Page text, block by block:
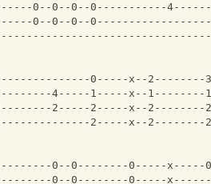
0--0--0--0-----------
0--0--0--
0-----x--2--------
4-----1-----x--1--------
2-----2-----x--2--------
2-----x--2--------
0--0--------0-----x-----
0--0--------0-----